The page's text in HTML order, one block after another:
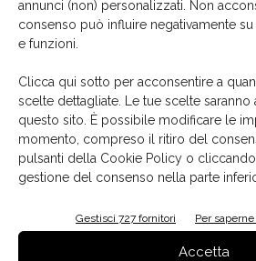
annunci (non) personalizzati. Non
consenso può influire negativamente
e funzioni.
Clicca qui sotto per acconsentire a
scelte dettagliate. Le tue scelte saranno
questo sito. È possibile modificare le
momento, compreso il ritiro del
pulsanti della Cookie Policy o
gestione del consenso nella parte
Gestisci 727 fornitori Per
Accetta
Facebook Twitter
Articoli correlati Dello stesso autore
Colombini Group
70% di Snaidero Group